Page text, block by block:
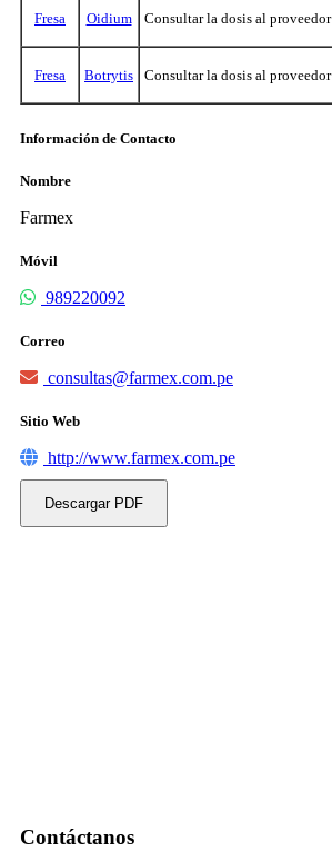
Fresa Oidium Consultar la dosis al proveedor
Fresa Botrytis Consultar la dosis al proveedor
Información de Contacto
Nombre
Farmex
Móvil
989220092
Correo
consultas@farmex.com.pe
Sitio Web
http://www.farmex.com.pe
Descargar PDF
Contáctanos